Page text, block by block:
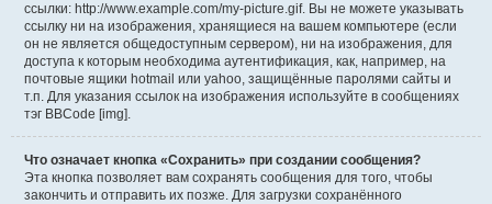
ссылки: http://www.example.com/my-picture.gif. Вы не можете указывать
ссылку ни на изображения, хранящиеся на вашем компьютере (если
он не является общедоступным сервером), ни на изображения, для
доступа к которым необходима аутентификация, как, например, на
почтовые ящики hotmail или yahoo, защищённые паролями сайты и
т.п. Для указания ссылок на изображения используйте в сообщениях
тэг BBCode [img].
Что означает кнопка «Сохранить» при создании сообщения?
Эта кнопка позволяет вам сохранять сообщения для того, чтобы
закончить и отправить их позже. Для загрузки сохранённого